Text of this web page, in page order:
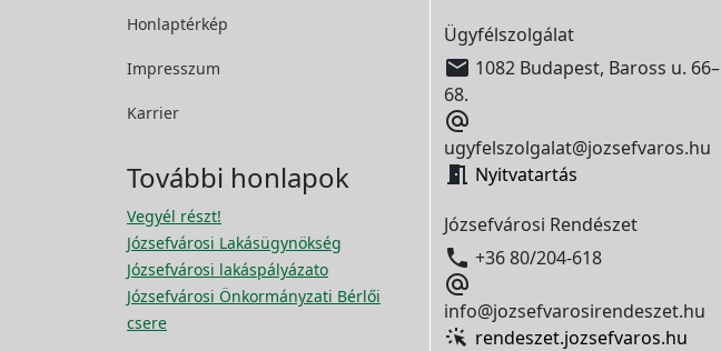
Honlaptérkép
Impresszum
Karrier
További honlapok
Vegyél részt!
Józsefvárosi Lakásügynökség
Józsefvárosi lakáspályázato
Józsefvárosi Önkormányzati Bérlői
csere
Ügyfélszolgálat
 1082 Budapest, Baross u. 66–
68.

ugyfelszolgalat@jozsefvaros.hu
 Nyitvatartás
Józsefvárosi Rendészet
 +36 80/204-618

info@jozsefvarosirendeszet.hu
rendeszet.jozsefvaros.hu